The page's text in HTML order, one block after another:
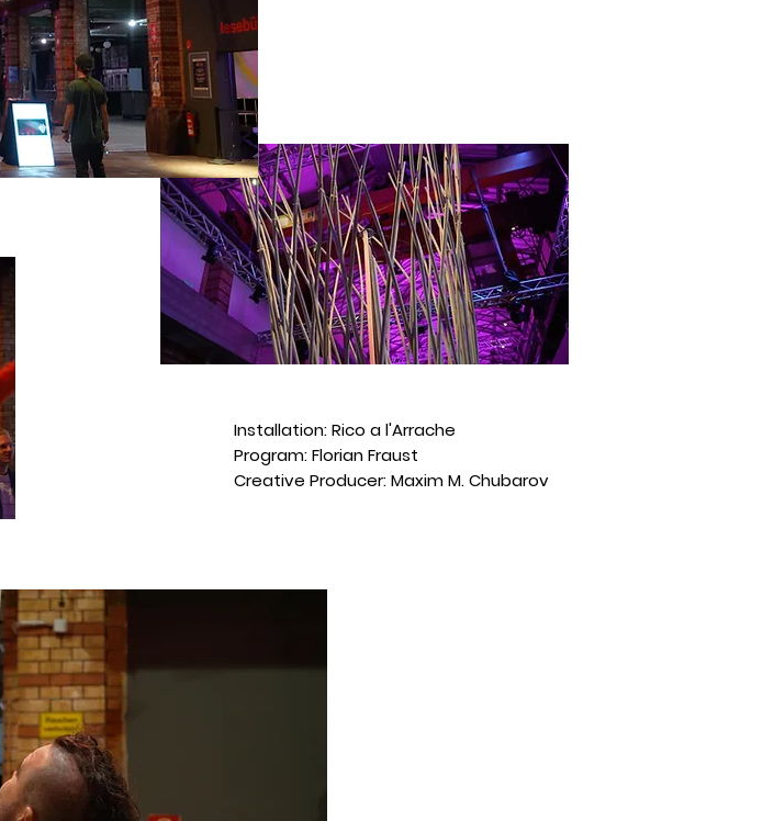
Installation: Rico a l'Arrache
Program: Florian Fraust
Creative Producer: Maxim M. Chubarov